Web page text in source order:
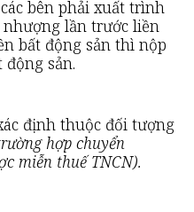
bên phải xuất trình
lần trước liền
bất động sản thì nộp
sản.
định thuộc đối tượng
hợp chuyển
miễn thuế TNCN).